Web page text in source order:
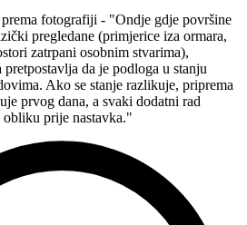
fotografiji - "Ondje gdje površine
pregledane (primjerice iza ormara,
zatrpani osobnim stvarima),
da je podloga u stanju
Ako se stanje razlikuje, priprema
prvog dana, a svaki dodatni rad
obliku prije nastavka."